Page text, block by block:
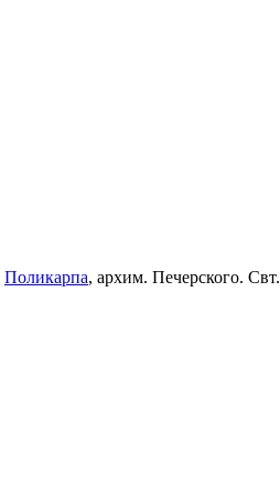
Поликарпа, архим. Печерского. Свт.